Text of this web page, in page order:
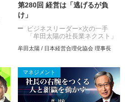
第280回 経営は「逃げるが負
け」
ビジネスリーダー×次の一手
「牟田太陽の社長業ネクスト」
牟田太陽 / 日本経営合理化協会 理事長
マネジメント